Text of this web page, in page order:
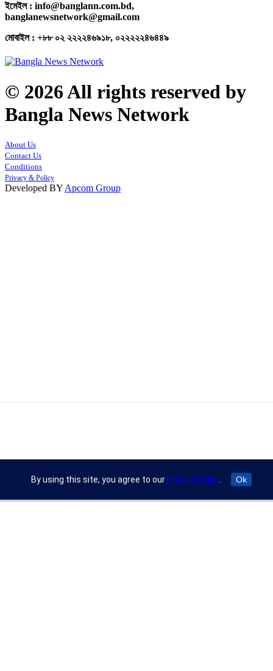
ইমেইল : info@banglann.com.bd,
banglanewsnetwork@gmail.com
মোবাইল : +৮৮ ০২ ২২২২৪৬৯১৮, ০২২২২২৪৬৪৪৯
© 2026 All rights reserved by
Bangla News Network
About Us
Contact Us
Conditions
Privacy & Policy
Developed BY Apcom Group
By using this site, you agree to our Privacy Policy. Ok